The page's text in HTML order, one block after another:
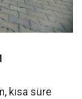
kısa süre